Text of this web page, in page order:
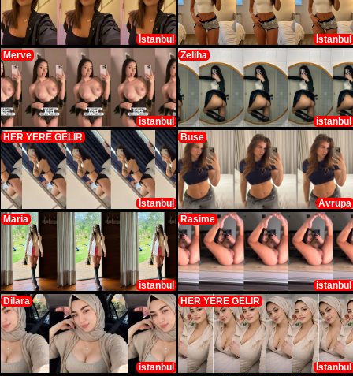
İstanbul
İstanbul
Merve
istanbul
Zeliha
istanbul
HER YERE GELİR
İstanbul
Buse
Avrupa
Maria
istanbul
Rasime
istanbul
Dilara
istanbul
HER YERE GELİR
İstanbul